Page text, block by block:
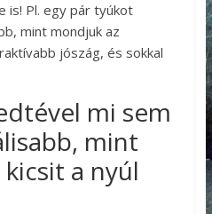
is! Pl. egy pár tyúkot
mint mondjuk az
jószág, és sokkal
mi sem
mint
a nyúl